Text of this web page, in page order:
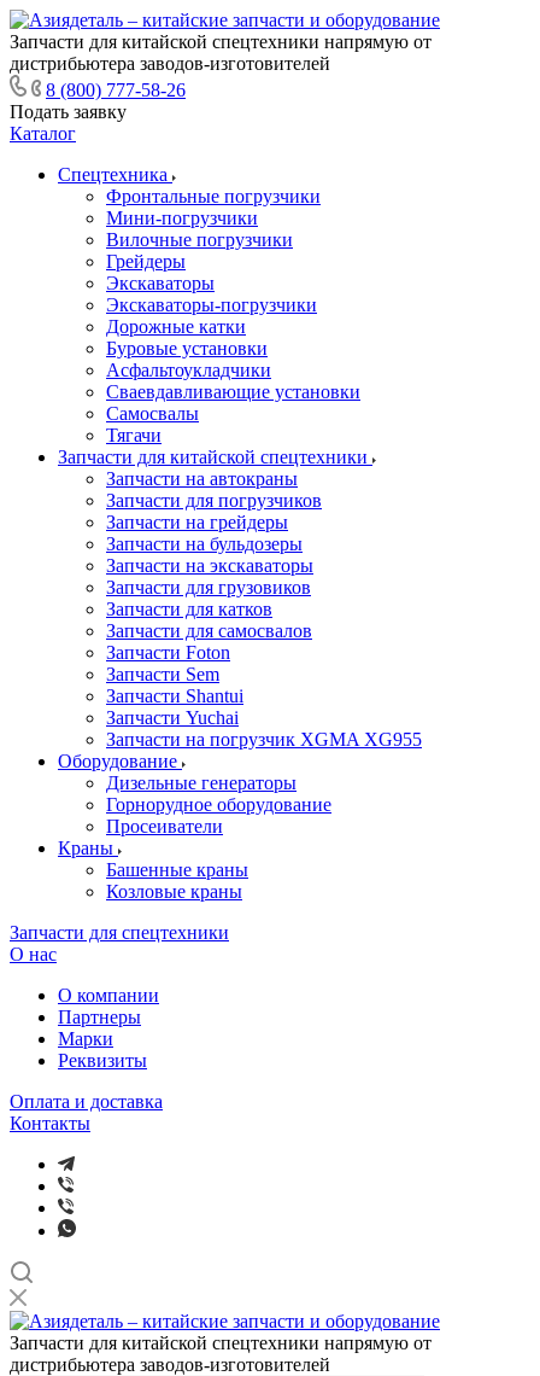
Запчасти для китайской спецтехники напрямую от
дистрибьютера заводов-изготовителей
8 (800) 777-58-26
Подать заявку
Каталог
Спецтехника
Фронтальные погрузчики
Мини-погрузчики
Вилочные погрузчики
Грейдеры
Экскаваторы
Экскаваторы-погрузчики
Дорожные катки
Буровые установки
Асфальтоукладчики
Сваевдавливающие установки
Самосвалы
Тягачи
Запчасти для китайской спецтехники
Запчасти на автокраны
Запчасти для погрузчиков
Запчасти на грейдеры
Запчасти на бульдозеры
Запчасти на экскаваторы
Запчасти для грузовиков
Запчасти для катков
Запчасти для самосвалов
Запчасти Foton
Запчасти Sem
Запчасти Shantui
Запчасти Yuchai
Запчасти на погрузчик XGMA XG955
Оборудование
Дизельные генераторы
Горнорудное оборудование
Просеиватели
Краны
Башенные краны
Козловые краны
Запчасти для спецтехники
О нас
О компании
Партнеры
Марки
Реквизиты
Оплата и доставка
Контакты
Запчасти для китайской спецтехники напрямую от
дистрибьютера заводов-изготовителей